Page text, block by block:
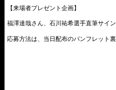
【来場者プレゼント企画】
福澤達哉さん、石川祐希選手直筆サイ
応募方法は、当日配布のパンフレット